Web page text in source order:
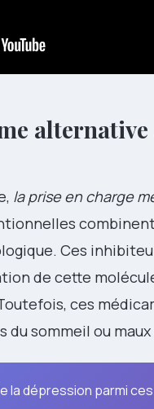
la prise en charge
Ces
de cette
ces
du sommeil ou
la dépression parmi